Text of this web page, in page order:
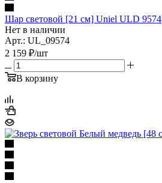
Шар световой [21 см] Uniel ULD 9574
Нет в наличии
Арт.: UL_09574
2 159 ₽/шт
В корзину